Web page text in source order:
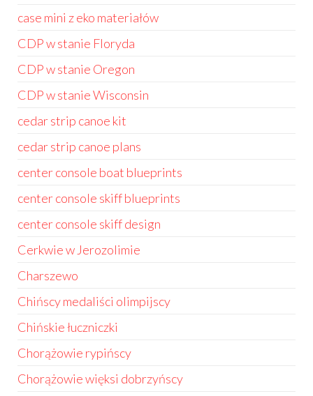
case mini z eko materiałów
CDP w stanie Floryda
CDP w stanie Oregon
CDP w stanie Wisconsin
cedar strip canoe kit
cedar strip canoe plans
center console boat blueprints
center console skiff blueprints
center console skiff design
Cerkwie w Jerozolimie
Charszewo
Chińscy medaliści olimpijscy
Chińskie łuczniczki
Chorążowie rypińscy
Chorążowie więksi dobrzyńscy